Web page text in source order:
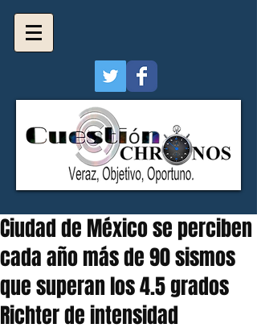
Ciudad de México se perciben
cada año más de 90 sismos
que superan los 4.5 grados
Richter de intensidad